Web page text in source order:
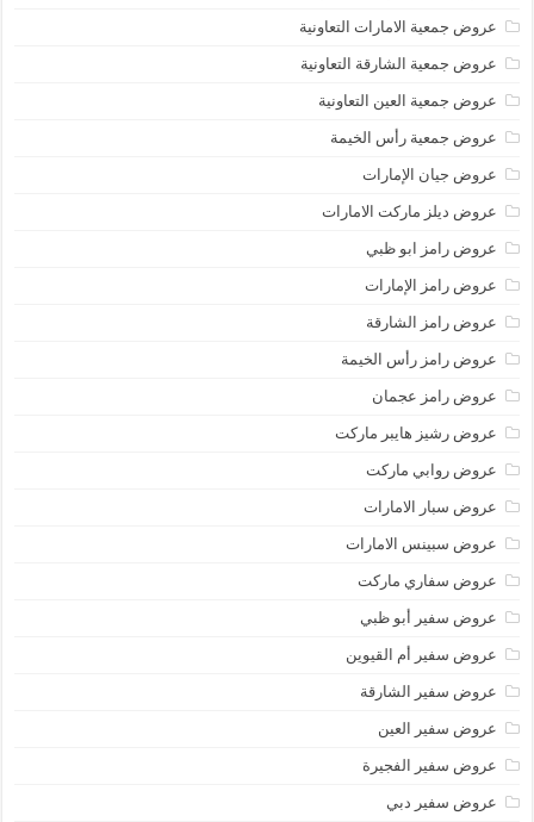
عروض جمعية الامارات التعاونية
عروض جمعية الشارقة التعاونية
عروض جمعية العين التعاونية
عروض جمعية رأس الخيمة
عروض جيان الإمارات
عروض ديلز ماركت الامارات
عروض رامز ابو ظبي
عروض رامز الإمارات
عروض رامز الشارقة
عروض رامز رأس الخيمة
عروض رامز عجمان
عروض رشيز هايبر ماركت
عروض روابي ماركت
عروض سبار الامارات
عروض سبينس الامارات
عروض سفاري ماركت
عروض سفير أبو ظبي
عروض سفير أم القيوين
عروض سفير الشارقة
عروض سفير العين
عروض سفير الفجيرة
عروض سفير دبي